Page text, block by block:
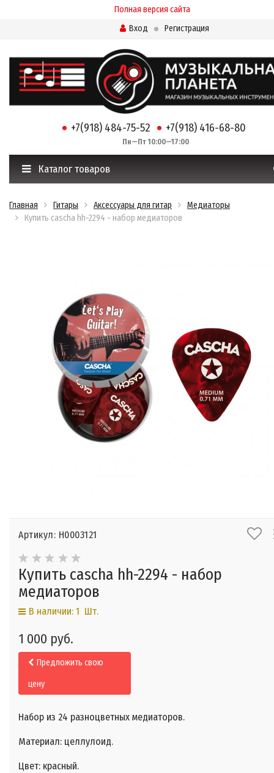
Полная версия сайта
Вход
Регистрация
+7(918) 484-75-52 +7(918) 416-68-80
Пн—Пт 10:00—17:00
Каталог товаров
Главная Гитары Аксессуары для гитар
Медиаторы
Купить cascha hh-2294 - набор медиаторов
Артикул: Н0003121
Купить cascha hh-2294 - набор
медиаторов
В наличии: 1 Шт.
1 000 руб.
Предложить свою
цену
Набор из 24 разноцветных медиаторов.
Материал: целлулоид.
Цвет: красный.